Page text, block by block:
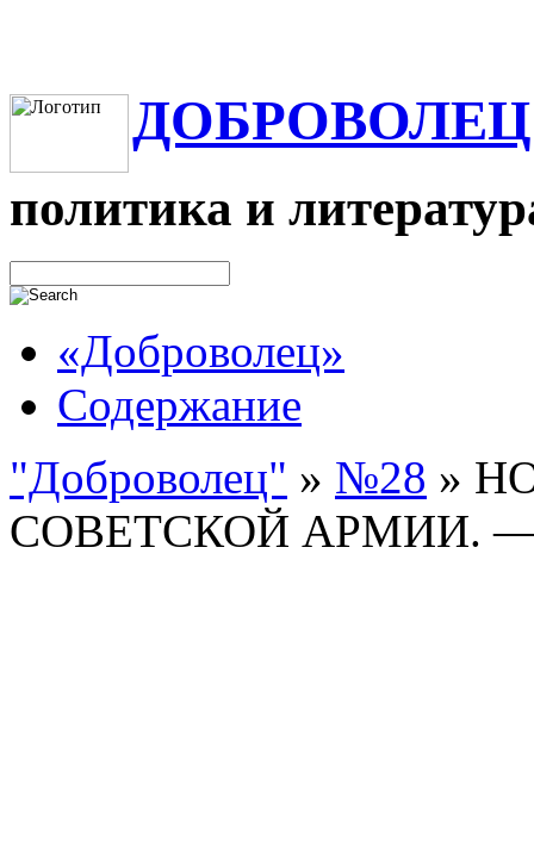
ДОБРОВОЛЕЦ
политика и
«Доброволец»
Содержание
"Доброволец" » №28 »
СОВЕТСКОЙ АРМИИ.